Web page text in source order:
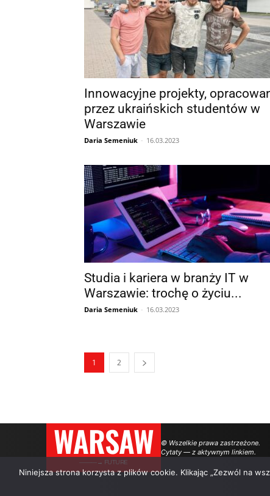
Innowacyjne projekty,
przez ukraińskich studentów w
Warszawie
Daria Semeniuk - 16.03.2023
Studia i kariera w branży IT w
Warszawie: trochę o życiu...
Daria Semeniuk - 16.03.2023
1 2
WARSAW
———→ FUTURE
© Wszelkie prawa zastrzeżone.
Cytaty — z aktywnym linkiem.
Niniejsza strona korzysta z plików cookie. Klikając „Zezwól na